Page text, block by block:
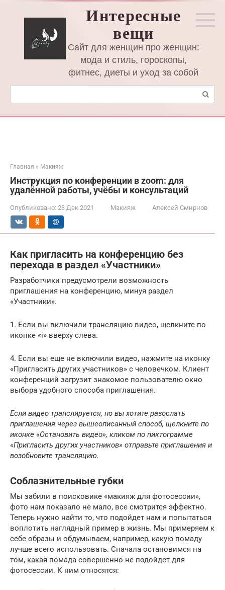
Интересные
вещи
Сайт для женщин про женщин:
мода и стиль, гороскопы,
фитнес, диеты и уход за собой
Поиск:
Главная » Макияж
Инструкция по конференции в zoom: для
удалённой работы, учёбы и консультаций
Опубликовано: 23 Дек 2021 Макияж Алексей Смирнов
Как пригласить на конференцию без
перехода в раздел «Участники»
Разработчики предусмотрели возможность
приглашения на конференцию, минуя раздел
«Участники».
1. Если вы включили трансляцию видео, щелкните по
иконке «i» вверху слева.
4. Если вы еще не включили видео, нажмите на иконку
«Пригласить других участников» с человечком. Клиент
конференций загрузит знакомое пользователю окно
выбора удобного способа приглашения.
Если видео транслируется, но вы хотите разослать
приглашения через вышеописанный способ, щелкните по
иконке «Остановить видео», кликом по пиктограмме
«Пригласить других участников» отправьте приглашения и
возобновите трансляцию.
Соблазнительные губки
Мы забили в поисковике «макияж для фотосессии»,
фото нам показало не мало, все смотрится эффектно.
Теперь нужно найти то, что подойдет нам и попытаться
воплотить наглядный пример в жизнь. Мы примеряем к
себе образы и обдумываем, например, какую помаду
лучше всего использовать. Сначала остановимся на
том, какая помада совершенно не подойдет для
фотосессии. К ним относятся: